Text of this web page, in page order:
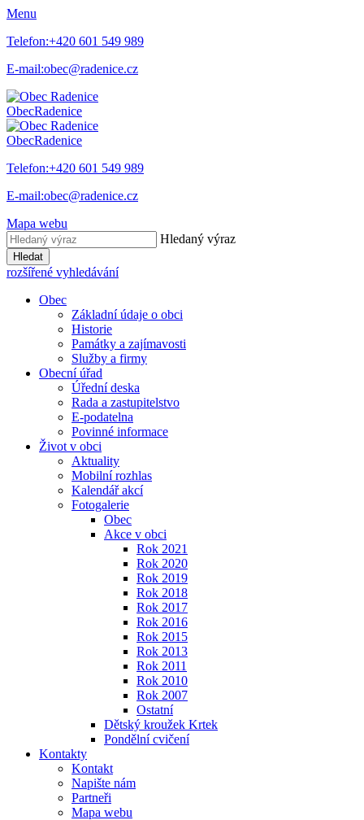
Menu
Telefon:+420 601 549 989
E-mail:obec@radenice.cz
ObecRadenice
ObecRadenice
Telefon:+420 601 549 989
E-mail:obec@radenice.cz
Mapa webu
Hledaný výraz
Hledat
rozšířené vyhledávání
Obec
Základní údaje o obci
Historie
Památky a zajímavosti
Služby a firmy
Obecní úřad
Úřední deska
Rada a zastupitelstvo
E-podatelna
Povinné informace
Život v obci
Aktuality
Mobilní rozhlas
Kalendář akcí
Fotogalerie
Obec
Akce v obci
Rok 2021
Rok 2020
Rok 2019
Rok 2018
Rok 2017
Rok 2016
Rok 2015
Rok 2013
Rok 2011
Rok 2010
Rok 2007
Ostatní
Dětský kroužek Krtek
Pondělní cvičení
Kontakty
Kontakt
Napište nám
Partneři
Mapa webu